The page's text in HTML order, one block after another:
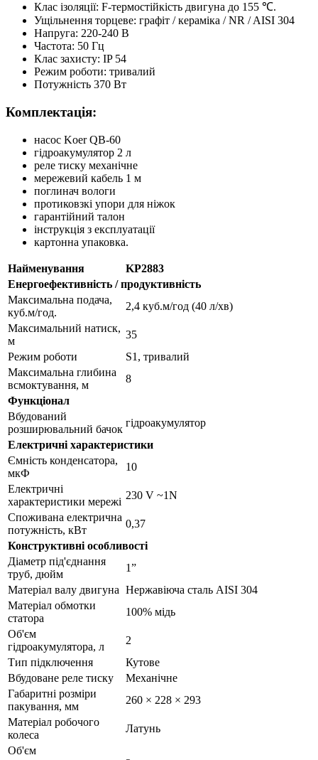
Клас ізоляції: F-термостійкість двигуна до 155 ℃.
Ущільнення торцеве: графіт / кераміка / NR / AISI 304
Напруга: 220-240 В
Частота: 50 Гц
Клас захисту: IP 54
Режим роботи: тривалий
Потужність 370 Вт
Комплектація:
насос Koer QB-60
гідроакумулятор 2 л
реле тиску механічне
мережевий кабель 1 м
поглинач вологи
протиковзкі упори для ніжок
гарантійний талон
інструкція з експлуатації
картонна упаковка.
Найменування
KP2883
Енергоефективність / продуктивність
Максимальна подача,
куб.м/год.
2,4 куб.м/год (40 л/хв)
Максимальний натиск,
м
35
Режим роботи
S1, тривалий
Максимальна глибина
всмоктування, м
8
Функціонал
Вбудований
розширювальний бачок
гідроакумулятор
Електричні характеристики
Ємність конденсатора,
мкФ
10
Електричні
характеристики мережі
230 V ~1N
Споживана електрична
потужність, кВт
0,37
Конструктивні особливості
Діаметр під'єднання
труб, дюйм
1”
Матеріал валу двигуна Нержавіюча сталь AISI 304
Матеріал обмотки
статора
100% мідь
Об'єм
гідроакумулятора, л
2
Тип підключення
Кутове
Вбудоване реле тиску
Механічне
Габаритні розміри
пакування, мм
260 × 228 × 293
Матеріал робочого
колеса
Латунь
Об'єм